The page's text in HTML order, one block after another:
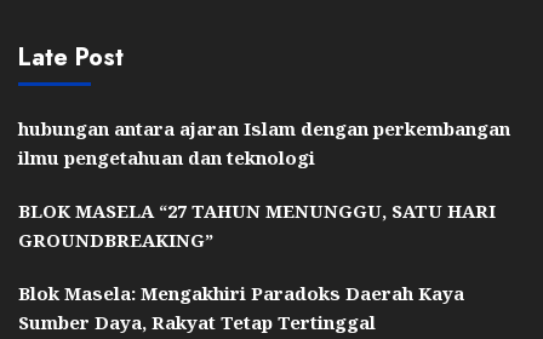
Late Post
hubungan antara ajaran Islam dengan perkembangan
ilmu pengetahuan dan teknologi
BLOK MASELA “27 TAHUN MENUNGGU, SATU HARI
GROUNDBREAKING”
Blok Masela: Mengakhiri Paradoks Daerah Kaya
Sumber Daya, Rakyat Tetap Tertinggal